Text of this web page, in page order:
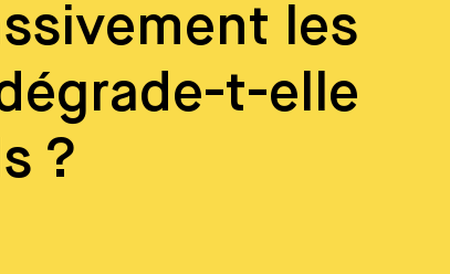
les
t-elle
?